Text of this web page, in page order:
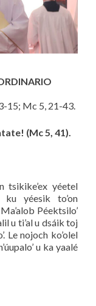
15; Mc 5, 21-43.
(Mc 5, 41).
tsikike’ex yéetel
ku yéesik to’on
Péektsilo’
u ti’al u dsáik toj
Le nojoch ko’olel
u ka yaalé